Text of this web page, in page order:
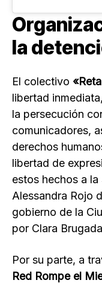
la
El colectivo
libertad
la persecución
comunicadores,
derechos
libertad de
estos hechos a
Alessandra Rojo
gobierno de la
por Clara
Por su parte, a
Red Rompe el